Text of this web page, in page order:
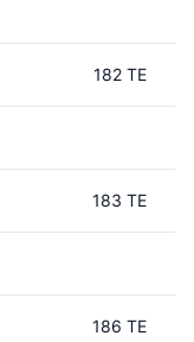
182 TE
183 TE
186 TE